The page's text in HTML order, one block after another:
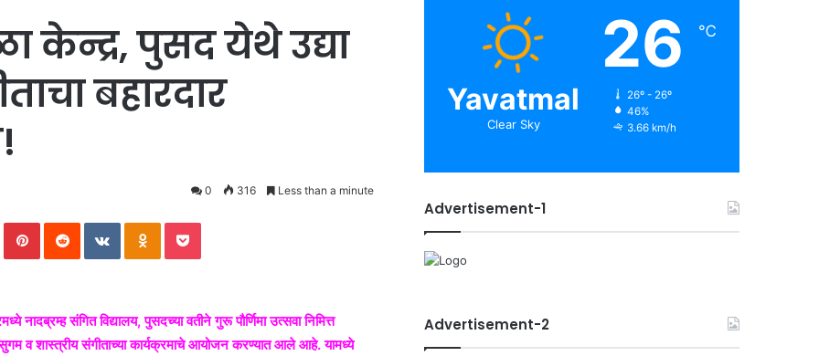
केन्द्र, पुसद येथे उद्या
बहारदार
0 316 Less than a minute
Tumblr Pinterest Reddit VKontakte
संगित विद्यालय, पुसदच्या वतीने गुरू पौर्णिमा उत्सवा निमित्त
व शास्त्रीय संगीताच्या कार्यक्रमाचे आयोजन करण्यात आले आहे. यामध्ये
Yavatmal
Clear Sky
26 ℃
26º - 26º
46%
3.66 km/h
Advertisement-1
Advertisement-2